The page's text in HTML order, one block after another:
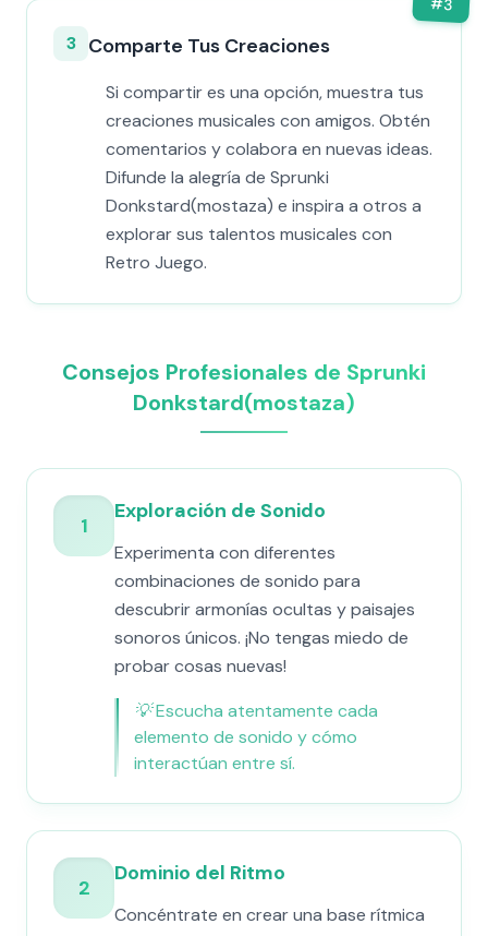
#3
3 Comparte Tus Creaciones
Si compartir es una opción, muestra tus
creaciones musicales con amigos. Obtén
comentarios y colabora en nuevas ideas.
Difunde la alegría de Sprunki
Donkstard(mostaza) e inspira a otros a
explorar sus talentos musicales con
Retro Juego.
Consejos Profesionales de Sprunki
Donkstard(mostaza)
1
Exploración de Sonido
Experimenta con diferentes
combinaciones de sonido para
descubrir armonías ocultas y paisajes
sonoros únicos. ¡No tengas miedo de
probar cosas nuevas!
💡Escucha atentamente cada
elemento de sonido y cómo
interactúan entre sí.
2
Dominio del Ritmo
Concéntrate en crear una base rítmica